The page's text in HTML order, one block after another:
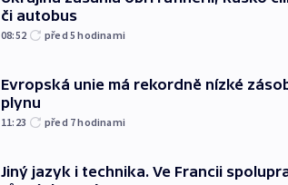
či autobus
08:52 před 5hodinami
Evropská unie má rekordně nízké
plynu
11:23 před 7hodinami
Jiný jazyk i technika. Ve Francii